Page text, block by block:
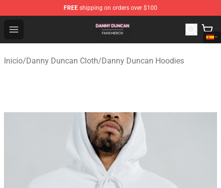
FREE shipping on orders over $100
Open menu
Danny Duncan Shop - Official Danny Duncan
Inicio/Danny Duncan Cloth/Danny Duncan Hoodies